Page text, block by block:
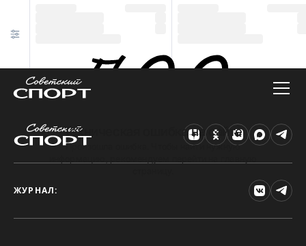
Техническая ошибка на сайте
Произошла ошибка. Чтобы найти нужную
ЖУРНАЛ: